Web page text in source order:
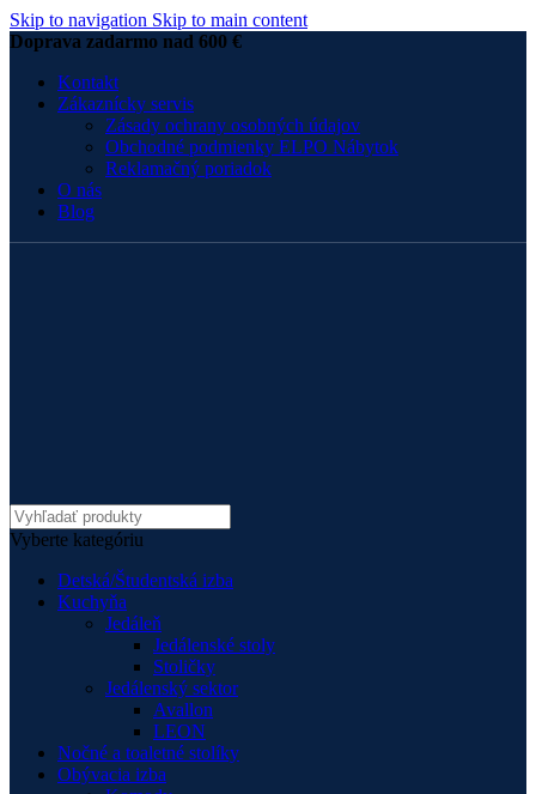
Skip to navigation Skip to main content
Doprava zadarmo nad 600 €
Kontakt
Zákaznícky servis
Zásady ochrany osobných údajov
Obchodné podmienky ELPO Nábytok
Reklamačný poriadok
O nás
Blog
Vyberte kategóriu
Detská/Študentská izba
Kuchyňa
Jedáleň
Jedálenské stoly
Stoličky
Jedálenský sektor
Avallon
LEON
Nočné a toaletné stolíky
Obývacia izba